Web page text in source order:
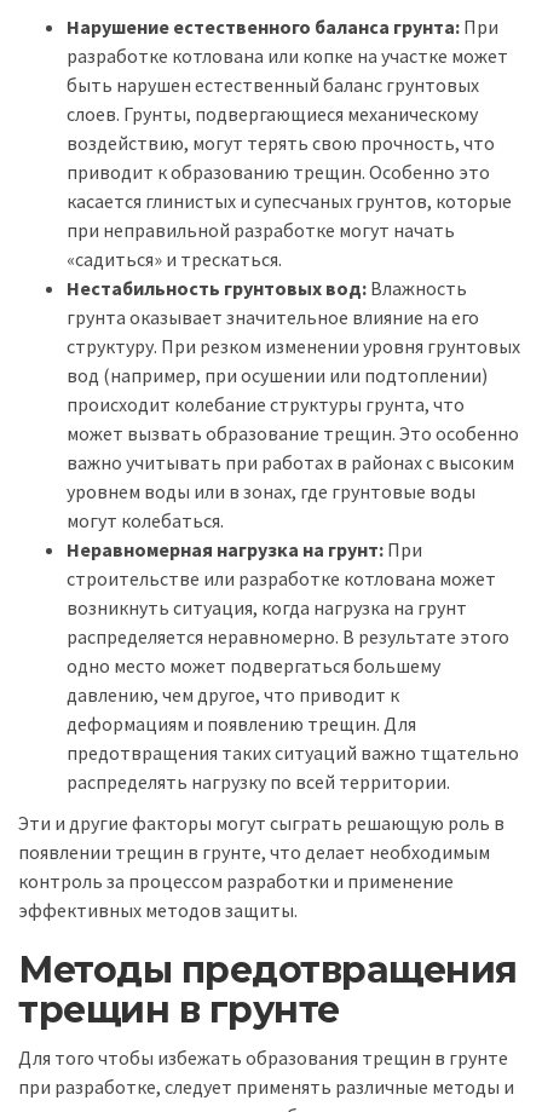
Нарушение естественного баланса грунта: При
разработке котлована или копке на участке может
быть нарушен естественный баланс грунтовых
слоев. Грунты, подвергающиеся механическому
воздействию, могут терять свою прочность, что
приводит к образованию трещин. Особенно это
касается глинистых и супесчаных грунтов, которые
при неправильной разработке могут начать
«садиться» и трескаться.
Нестабильность грунтовых вод: Влажность
грунта оказывает значительное влияние на его
структуру. При резком изменении уровня грунтовых
вод (например, при осушении или подтоплении)
происходит колебание структуры грунта, что
может вызвать образование трещин. Это особенно
важно учитывать при работах в районах с высоким
уровнем воды или в зонах, где грунтовые воды
могут колебаться.
Неравномерная нагрузка на грунт: При
строительстве или разработке котлована может
возникнуть ситуация, когда нагрузка на грунт
распределяется неравномерно. В результате этого
одно место может подвергаться большему
давлению, чем другое, что приводит к
деформациям и появлению трещин. Для
предотвращения таких ситуаций важно тщательно
распределять нагрузку по всей территории.
Эти и другие факторы могут сыграть решающую роль в
появлении трещин в грунте, что делает необходимым
контроль за процессом разработки и применение
эффективных методов защиты.
Методы предотвращения
трещин в грунте
Для того чтобы избежать образования трещин в грунте
при разработке, следует применять различные методы и